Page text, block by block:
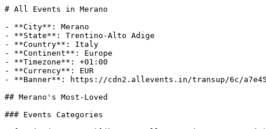
# All Events in Merano

- **City**: Merano
- **State**: Trentino-Alto Adige
- **Country**: Italy
- **Continent**: Europe
- **Timezone**: +01:00
- **Currency**: EUR
- **Banner**: https://cdn2.allevents.in/transup/6c/a7e4546df543b391f9b43e4cb9b268/Property-1-Default-City.webp

## Merano's Most-Loved

### Events Categories

- [Music (24 events)](https://allevents.in/merano/music)
- [Business (5 events)](https://allevents.in/merano/business)
- [Concert (17 events)](https://allevents.in/merano/concerts)
- [Festivals (18 events)](https://allevents.in/merano/festivals)
- [Performances (17 events)](https://allevents.in/merano/performances)
- [Trips & Adventure (6 events)](https://allevents.in/merano/trips-adventures)
- [Crafts (4 events)](https://allevents.in/merano/crafts)
- [Kids (4 events)](https://allevents.in/merano/kids)
- [Parties (4 events)](https://allevents.in/merano/parties)
- [Theatre (2 events)](https://allevents.in/merano/theatre)
- [Fashion (1 events)](https://allevents.in/merano/fashion)
- [Comedy (1 events)](https://allevents.in/merano/comedy)

## Popular Events in Merano

- **Event Name**: Herbert Pixner Projekt (Meran/o)
  - **Description**: K𝗮𝗿𝘁𝗲𝗻𝘃𝗼𝗿𝘃𝗲𝗿𝗸𝗮𝘂𝗳: ab sofort in allen Athesia Buchhandlungen und online unter www.ticketone.it
𝗣𝗿𝗲𝘃𝗲𝗻𝗱𝗶𝘁𝗮 biglietti: da subito in tutte le librerie Athesia e online su www.ticketone.it
𝗔𝗹𝗹𝗲 𝗧𝗲𝗿𝗺𝗶𝗻𝗲 - 𝗧𝘂𝘁𝘁𝗲 𝗹𝗲 𝗱𝗮𝘁𝗲 𝟮𝟬𝟮𝟲
20.06.2026 Domplatz Brixen / Piazza D
  - **Interested Audience**:
    - Count: 9
  - **Date**: Fri, 30 Oct at 08:00 pm (+01:00)
  - **Event URL**: https://allevents.in/merano/herbert-pixner-projekt-meran-o/200028760802148
  - **Venue**: Kursaal Meran
  - **Banner**: https://cdn-ip.allevents.in/s/rs:fill:500:250/g:sm/sh:100/aHR0cHM6Ly9jZG4tYXouYWxsZXZlbnRzLmluL2V2ZW50czcvYmFubmVycy84NzZjOWJmNDc0OTlhNDdjMTk2NDk1NDJlMWI3NjA1YTZmMDAxZTc5ZTQ2MWYxMTgwYzk0MjZkN2M1ZjgwYmNmLXJpbWctdzEyMDAtaDYyOC1kYzA4MDgwOC1nbWlyP3Y9MTc4NTk4NDE1MA.avif
  - **Categories**: music, entertainment, concerts, workshops, art
- **Event Name**: James Morrison
  - **Description**: Nach dem internationalen Erfolg seines Debüts Undiscovered (2006), das Platz eins der Charts erreichte und ihm mit You Give Me Something einen Welthit bescherte, sowie dem Gewinn des Brit Award als Best British Male, schloss Morrison 2022 mit einem neu au
  - **Interested Audience**:
    - Count: 77
  - **Date**: Thu, 20 Aug at 09:00 pm – Thu, 20 Aug at 11:00 pm (+02:00)
  - **Event URL**: https://allevents.in/merano/james-morrison/200029708997007
  - **Venue**: Trauttmansdorff - Die Gärten / I Giardini / The Gardens
  - **Banner**: https://cdn-ip.allevents.in/s/rs:fill:500:250/g:sm/sh:100/aHR0cHM6Ly9jZG4tYXouYWxsZXZlbnRzLmluL2V2ZW50czMvYmFubmVycy9iMTM0NDc5MjA4NTYyYmYwOWI1ZThkYmQ4ZjY2MGM0ZWRlNGFjNzFiZTg3MzViMjIyNWY2YmNmYjlkMWQ3YzA4LXJpbWctdzgyMC1oMzYwLWRjMDg0ODU4LWdtaXI_dj0xNzg1NDczNDAy.avif
  - **Categories**: music
- **Event Name**: HANS ZIMMER BY ENSEMBLE SYMPHONY ORCHESTRA
  - **Description**: DATA - TERMIN
29.11.2026
Kursaal MERAN/O
Ore 20 Uhr

Prevendita biglietti: in tutte le librerie Athesia
Kartenvorverkauf: in allen Athesia Buchhandlungen
Online: www.ticketone.it
Trento: Promoevent, Radio Dolomiti

LE MIGLIORI COLONNE SONORE DI HANS ZIMME
  - **Interested Audience**:
    - Count: 6
  - **Date**: Sun, 29 Nov at 08:00 pm (+01:00)
  - **Event URL**: https://allevents.in/merano/hans-zimmer-by-ensemble-symphony-orchestra/200029305938226
  - **Venue**: Kursaal Meran
  - **Banner**: https://cdn-ip.allevents.in/s/rs:fill:500:250/g:sm/sh:100/aHR0cHM6Ly9jZG4tYXouYWxsZXZlbnRzLmluL2V2ZW50czkvYmFubmVycy81ZmQ0NmJlMmQyMWJjNzliOTViZDFjYmIyMDJlMzhmYTAzMDZhNjBiOGU1MzFmZDFhNmZmNzRkZTlmZmFhYTdkLXJpbWctdzEyMDAtaDYyOC1kYzA0MTIxYS1nbWlyP3Y9MTc3MTE1ODkxMA.avif
  - **Categories**: entertainment, music
- **Event Name**: Wir feiern 25 Jahre Vereinsgemeinschaft Stuls
  - **Description**: Freut euch auf zwei Tage voller Gemeinschaft, Tradition, Musik und bester Unterhaltung – mitten im Herzen von Stuls. 

📅 Samstag, 22. August 2026
🪗 Ziehharmonikatreffen ab 19:00 Uhr
🎉 Anschließend Partynight mit Rick Nash, DJ Juli und Special Guest Marry
  - **Interested Audience**:
    - Count: 41
  - **Date**: Sat, 22 Aug at 07:00 pm – Sun, 23 Aug at 07:00 pm (+02:00)
  - **Event URL**: https://allevents.in/merano/wir-feiern-25-jahre-vereinsgemeinschaft-stuls/200030393032545
  - **Venue**: Moos in Passeier
  - **Banner**: https://cdn-ip.allevents.in/s/rs:fill:500:250/g:sm/sh:100/aHR0cHM6Ly9jZG4tYXouYWxsZXZlbnRzLmluL2V2ZW50czIvYmFubmVycy8zYmExNmMwODUzNDIxZjg5OTU3YTY1MjFjNDg1NzBkYTIzMGMyMDZmMTQzYzI1NDM1MTkxYmEyMDg0NDU4NzE0LXJpbWctdzEyMDAtaDYzOC1kYzc4ODg3OC1nbWlyP3Y9MTc4NjAxMjYwNQ.avif
- **Event Name**: Hubert von Goisern
  - **Description**: Nach drei Jahren Bühnenpause: Hubert von Goisern kündigt Tour 2027 an – ein offenes musikalisches Feld zwischen Ausblicken und Rückblicken. Laut und leise. Ob zu laut oder zu leise, ist eine Frage, die er dem Publikum stellt.

„Zu laut? Wirklich? Ich mach
  - **Interested Audience**:
    - Count: 15
  - **Date**: Wed, 27 Oct at 08:00 pm (+02:00)
  - **Event URL**: https://allevents.in/merano/hubert-von-goisern/200030473808755
  - **Venue**: Kursaal Meran
  - **Banner**: https://dyn-image.allevents.in/generate-image?v=4&title=Hubert+von+Goisern&date=Wed%2C+27+Oct+at+08%3A00+pm&bg=1
  - **Categories**: concerts, entertainment, performances, music
- **Event Name**: Symphonika on the Rock (Algund/Lagundo)
  - **Description**: 𝗧𝗶𝗰𝗸𝗲𝘁𝘀: in allen Athesia Buchhandlungen | librerie Athesia Buchhandlungen &amp; Online: www.ticketone.it
Trento: Promoevent, Radio Dolomiti

𝗪𝗲𝗻𝗻 𝗱𝗶𝗲 𝗞𝗿𝗮𝗳𝘁 𝗱𝗲𝘀 𝗥𝗼𝗰𝗸 𝗮𝘂𝗳 𝗱𝗶𝗲 𝗘𝗹𝗲𝗴𝗮𝗻𝘇 𝗱𝗲𝘀 𝗢𝗿𝗰𝗵𝗲𝘀𝘁𝗲𝗿𝘀 𝘁𝗿𝗶𝗳𝗳𝘁
Die große Show Symphonika on the Rock ist zurück: D
  - **Interested Audience**:
    - Count: 88
  - **Date**: Sat, 29 Aug at 08:00 pm (+02:00)
  - **Event URL**: https://allevents.in/merano/symphonika-on-the-rock-algund-lagundo/200029721254015
  - **Venue**: Algund - Lagundo
  - **Banner**: https://cdn-ip.allevents.in/s/rs:fill:500:250/g:sm/sh:100/aHR0cHM6Ly9jZG4tYXouYWxsZXZlbnRzLmluL2V2ZW50czMvYmFubmVycy9jNzg4NzYzZmE0MmViNDQ0MTU4OWI1MTg0NDQ0ZTAxMTAwN2E2Njk0NWY1NjEwNDQzY2YzZTZjODBlNjRmMzcxLXJpbWctdzExMzAtaDY1MC1kYzA4MDgwOC1nbWlyP3Y9MTc4NjEwMzE3Mg.avif
  - **Categories**: music, entertainment
- **Event Name**: Luis aus Südtirol - Pfiati Die Abschiedstour (Meran) AUSVERKAUFT
  - **Description**: DER TERMIN IST BEREITS RESTLOS AUSVERKAUFT. 

Nach über zwei Jahrzehnten auf den Kabarett- und Kleinkunstbühnen verabschiedet sich Luis aus Südtirol alias Manfred Zöschg mit einer letzten großen Tournee von seinem Publikum. Die „Pfiati“-Tour markiert den
  - **Interested Audience**:
    - Count: 47
  - **Date**: Fri, 20 Nov at 08:00 pm (+01:00)
  - **Event URL**: https://allevents.in/merano/luis-aus-südtirol-pfiati-die-abschiedstour-meran-ausverkauft/200028892408141
  - **Venue**: Kurhaus Meran/o
  - **Banner**: https://cdn-ip.allevents.in/s/rs:fill:500:250/g:sm/sh:100/aHR0cHM6Ly9jZG4tYXouYWxsZXZlbnRzLmluL2V2ZW50czUvYmFubmVycy9mZjM0Nzk3NDJkNWFlZTQ1NmMyNTljYzgyOTYyZThhYjJmM2NkYmJmMWMyNDE5N2UzN2U3YTI5YmYzZGE0OTcwLXJpbWctdzEyMDAtaDYyOC1kY2I4ZDhiOC1nbWlyP3Y9MTc4NTY5NTU2MA.avif
  - **Categories**: festivals, workshops
- **Event Name**: Wiener Johann Strauß Konzert-Gala (Meran/o)
  - **Description**: Atemberaubend schön und voller Lebensfreude
Die K&amp;K Philharmoniker verzaubern im Jänner 2026 das Südtiroler Publikum mit der Wiener Johann Strauss Konzert-Gala im Kursaal von Meran. Sie ist Garant für frisches Lebensgefühl, Vitalität und Sinneslust: d
  - **Interested Audience**:
    - Count: 10
  - **Date**: Sun, 10 Jan at 04:00 pm (+01:00)
  - **Event URL**: https://allevents.in/merano/wiener-johann-strauß-konzert-gala-meran-o/200030056999218
  - **Venue**: Kursaal Meran
  - **Banner**: https://cdn-ip.allevents.in/s/rs:fill:500:250/g:sm/sh:100/aHR0cHM6Ly9jZG4tYXouYWxsZXZlbnRzLmluL2V2ZW50czEvYmFubmVycy9mYjdhZjRmMGY5Mjc5MjY1NWQxMjVkYzAzYmRhMmNhZDdiNDE0MTc3OThhNjFiYmNjNDU0M2JiY2NiOTQ1ZTM1LXJpbWctdzEyMDAtaDYyOC1kYzA4MDgwOC1nbWlyP3Y9MTc4NTcyNzUyMA.avif
  - **Categories**: concerts, festivals, music, entertainment
- **Event Name**: Luis aus Südtirol - Pfiati Die Abschiedstour 2026 (Meran Zusatztermin)
  - **Description**: Nach über zwei Jahrzehnten auf den Kabarett- und Kleinkunstbühnen verabschiedet sich Luis aus Südtirol alias Manfred Zöschg mit einer letzten großen Tournee von seinem Publikum. Die „Pfiati“-Tour markiert den Abschluss einer einzigartigen Bühnenkarriere –
  - **Interested Audience**:
    - Count: 9
  - **Date**: Wed, 16 Dec at 08:00 pm (+01:00)
  - **Event URL**: https://allevents.in/merano/luis-aus-südtirol-pfiati-die-abschiedstour-2026-meran-zusatztermin/200030270539129
  - **Venue**: Kursaal Meran
  - **Banner**: https://cdn-ip.allevents.in/s/rs:fill:500:250/g:sm/sh:100/aHR0cHM6Ly9jZG4tYXouYWxsZXZlbnRzLmluL2V2ZW50czEvYmFubmVycy9hYWE2OGFlODcyZjRjMDNjMTc3MDViYjI4NTk2MWViMjljMGY3MjRkZGYzZDgyNmRmMzBjYzE5Y2U1YjRmZGY2LXJpbWctdzEyMDAtaDYyOC1kY2JkZDViOC1nbWlyP3Y9MTc4NTA2MDU1Mg.avif
  - **Categories**: festivals, workshops
- **Event Name**: PINK SONIC | THE WALL & The Greatest Hits
  - **Description**: 📌29/10/26 - MERANO (BZ) - TEATRO KURHAUS Sala Kursaal
     (recupero 21/04/2026)
📌Inizio concerto ore 21.00
📌Info: www.pinksonic.it
📌BIGLIETTI: www.pinksonicshow.com/merano.html
☎ tel 3420320542
Biglietti da € 33 +pv
--------------------------------------
  - **Interested Audience**:
    - Count: 25
  - **Date**: Thu, 29 Oct at 09:00 pm (+01:00)
  - **Event URL**: https://allevents.in/merano/pink-sonic-the-wall-and-the-greatest-hits/200029777761902
  - **Venue**: Kurhaus Meran/o
  - **Banner**: https://cdn-ip.allevents.in/s/rs:fill:500:250/g:sm/sh:100/aHR0cHM6Ly9jZG4tYXouYWxsZXZlbnRzLmluL2V2ZW50czkvYmFubmVycy9jM2JiODZiZjA3YmVkZDUzNzA2M2NkMWRiYTU2ZjMwZjRhYTVlYjRiYjQyMjExNGI1ZGRkN2FlYTExNDU4Y2Y5LXJpbWctdzEyMDAtaDY3NS1kYzFjMWMxYy1nbWlyP3Y9MTc4NDU4OTYyNQ.avif
  - **Categories**: conce